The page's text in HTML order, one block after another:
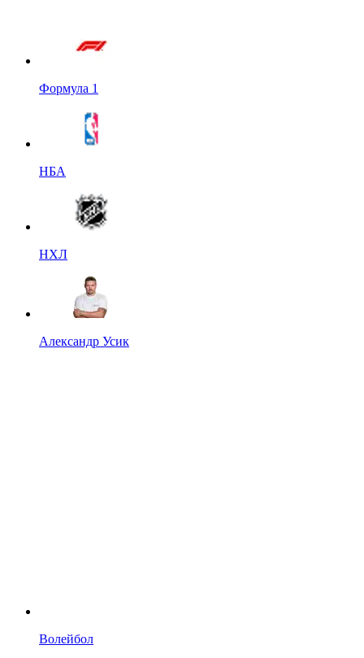
Формула 1
НБА
НХЛ
Александр Усик
Волейбол